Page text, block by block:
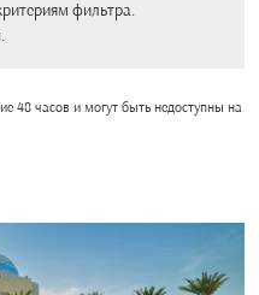
фильтра.
48 часов и могут быть недоступны на